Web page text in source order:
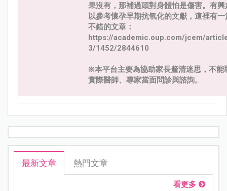
果沒有，那補過頭對身體怕是傷害。有興
以參考懷孕早期抗氧化的文獻，這裡有一
不錯的文章：
https://academic.oup.com/jcem/
3/1452/2844610
※本平台主要為協助家長釐清迷思，不能
實際醫師、專家當面問診與諮詢。
最新文章 熱門文章
看更多